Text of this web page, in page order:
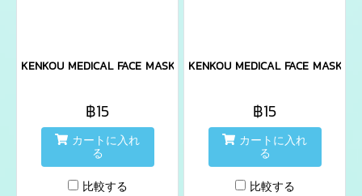
KENKOU MEDICAL FACE MASK 1X2 PCS - PINK
฿15
カートに入れ
る
比較する
KENKOU MEDICAL FACE MASK
฿15
カートに入れ
る
比較する